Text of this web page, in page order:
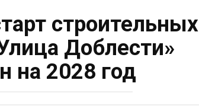
строительных
Доблести»
на 2028 год